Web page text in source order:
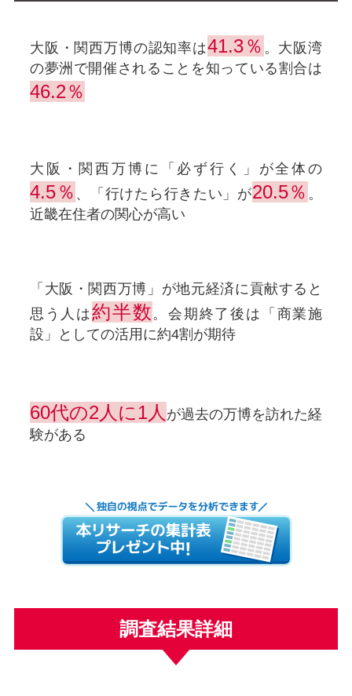
大阪・関西万博の認知率は41.3％ 。大阪湾
の夢洲で開催されることを知っている割合は
46.2％
大阪・関西万博に「必ず行く」が全体の
4.5％ 、「行けたら行きたい」が20.5％ 。
近畿在住者の関心が高い
「大阪・関西万博」が地元経済に貢献すると
思う人は約半数 。会期終了後は「商業施
設」としての活用に約4割が期待
60代の2人に1人 が過去の万博を訪れた経
験がある
調査結果詳細